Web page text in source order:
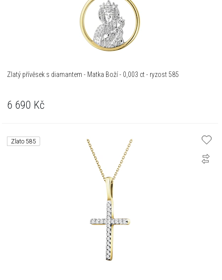
Zlatý přívěsek s diamantem - Matka Boží - 0,003 ct - ryzost 585
6 690 Kč
Zlato 585